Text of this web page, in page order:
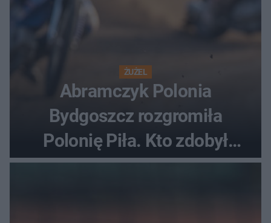
ŻUŻEL
Abramczyk Polonia
Bydgoszcz rozgromiła
Polonię Piła. Kto zdobył
najwięcej punktów?